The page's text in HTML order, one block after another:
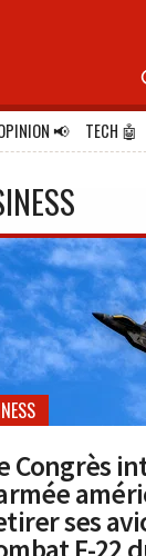
📢 TECH 🤖
Congrès
ses